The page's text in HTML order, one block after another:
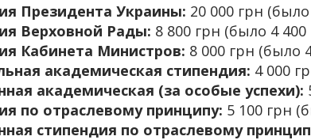
Президента Украины: 20 000 грн
Верховной Рады: 8 800 грн (было 4 400
Кабинета Министров: 8 000 грн (было
академическая стипендия: 4 000
академическая (за особые успехи):
по отраслевому принципу: 5 100 грн
стипендия по отраслевому